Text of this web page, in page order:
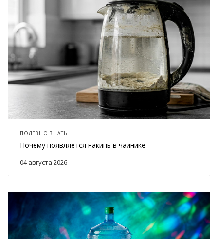
ПОЛЕЗНО ЗНАТЬ
04 августа 2026
Почему появляется накипь в чайнике